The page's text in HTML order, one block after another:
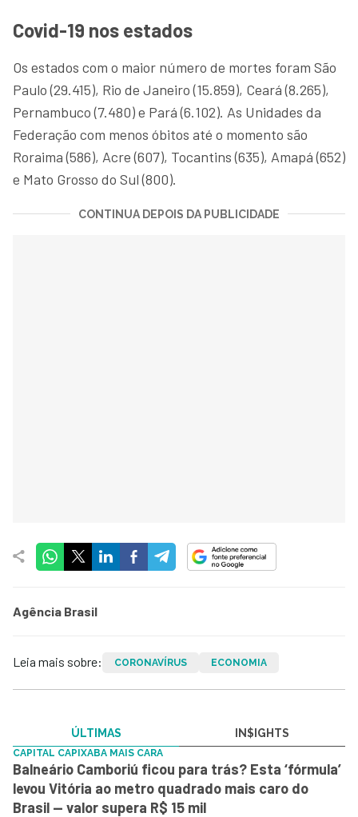
Covid-19 nos estados
Os estados com o maior número de mortes foram São
Paulo (29.415), Rio de Janeiro (15.859), Ceará (8.265),
Pernambuco (7.480) e Pará (6.102). As Unidades da
Federação com menos óbitos até o momento são
Roraima (586), Acre (607), Tocantins (635), Amapá (652)
e Mato Grosso do Sul (800).
CONTINUA DEPOIS DA PUBLICIDADE
Agência Brasil
Leia mais sobre: CORONAVÍRUS ECONOMIA
ÚLTIMAS IN$IGHTS
CAPITAL CAPIXABA MAIS CARA
Balneário Camboriú ficou para trás? Esta ‘fórmula’
levou Vitória ao metro quadrado mais caro do
Brasil — valor supera R$ 15 mil